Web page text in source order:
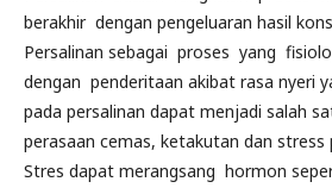
berakhir dengan pengeluaran hasil
Persalinan sebagai proses yang
dengan penderitaan akibat rasa nyeri
pada persalinan dapat menjadi salah
perasaan cemas, ketakutan dan stress
Stres dapat merangsang hormon